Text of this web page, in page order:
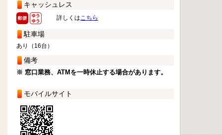
キャッシュレス
詳しくはこちら
駐車場
あり（16台）
備考
※ 窓口業務、ATMを一時休止する場合があります。
モバイルサイト